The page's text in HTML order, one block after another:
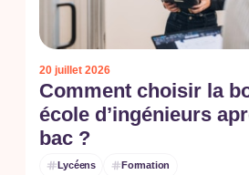
20 juillet 2026
Comment choisir la
école d’ingénieurs
bac ?
Lycéens Formation